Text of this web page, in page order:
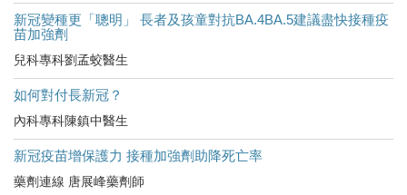
新冠變種更「聰明」 長者及孩童對抗BA.4BA.5建議盡快接種疫
苗加強劑
兒科專科劉孟蛟醫生
如何對付長新冠？
內科專科陳鎮中醫生
新冠疫苗增保護力 接種加強劑助降死亡率
藥劑連線 唐展峰藥劑師